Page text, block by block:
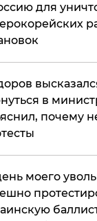
для
в
почему
моего